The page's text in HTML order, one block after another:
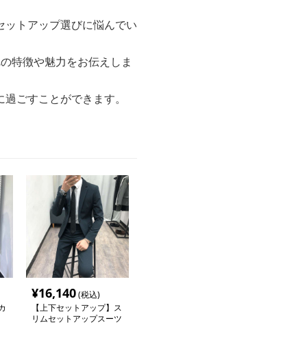
トアップ選びに悩んでい
特徴や魅力をお伝えしま
ごすことができます。
¥16,140(税込)
【上下セットアップ】ス
リムセットアップスーツ